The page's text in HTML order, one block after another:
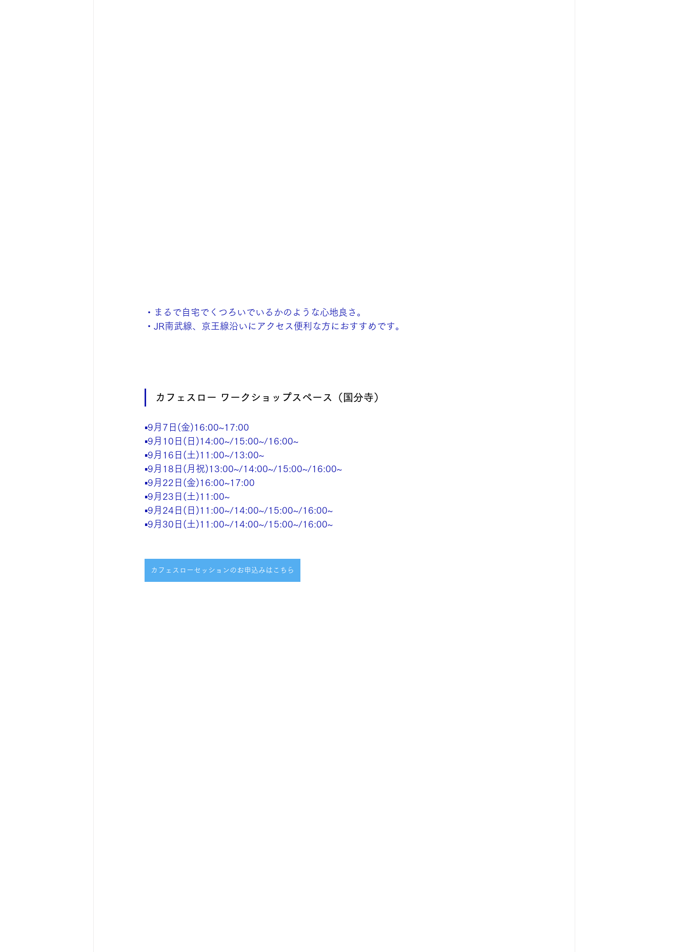
・まるで自宅でくつろいでいるかのような心地良さ。
・JR南武線、京王線沿いにアクセス便利な方におすすめです。
カフェスロー ワークショップスペース（国分寺）
▪️9月7日(金)16:00~17:00
▪️9月10日(日)14:00~/15:00~/16:00~
▪️9月16日(土)11:00~/13:00~
▪️9月18日(月祝)13:00~/14:00~/15:00~/16:00~
▪️9月22日(金)16:00~17:00
▪️9月23日(土)11:00~
▪️9月24日(日)11:00~/14:00~/15:00~/16:00~
▪️9月30日(土)11:00~/14:00~/15:00~/16:00~
カフェスローセッションのお申込みはこちら